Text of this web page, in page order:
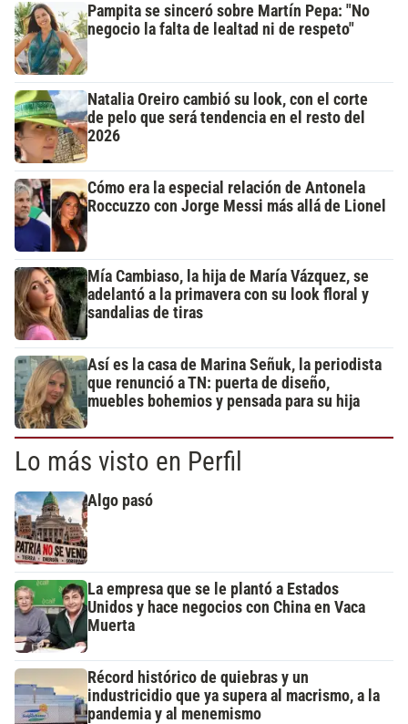
Pampita se sinceró sobre Martín Pepa: "No
negocio la falta de lealtad ni de respeto"
Natalia Oreiro cambió su look, con el corte
de pelo que será tendencia en el resto del
2026
Cómo era la especial relación de Antonela
Roccuzzo con Jorge Messi más allá de Lionel
Mía Cambiaso, la hija de María Vázquez, se
adelantó a la primavera con su look floral y
sandalias de tiras
Así es la casa de Marina Señuk, la periodista
que renunció a TN: puerta de diseño,
muebles bohemios y pensada para su hija
Lo más visto en Perfil
Algo pasó
La empresa que se le plantó a Estados
Unidos y hace negocios con China en Vaca
Muerta
Récord histórico de quiebras y un
industricidio que ya supera al macrismo, a la
pandemia y al menemismo